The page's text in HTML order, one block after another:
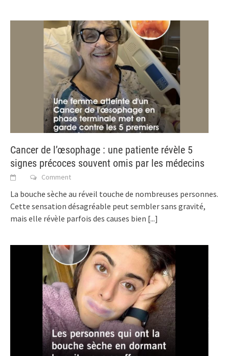
Cancer de l’œsophage : une patiente révèle 5
signes précoces souvent omis par les médecins
Comment
La bouche sèche au réveil touche de nombreuses personnes.
Cette sensation désagréable peut sembler sans gravité,
mais elle révèle parfois des causes bien [...]